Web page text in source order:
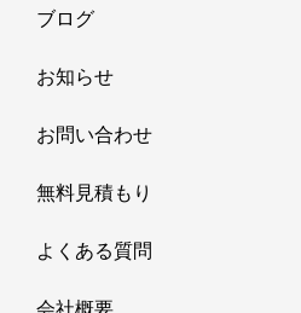
ブログ
お知らせ
お問い合わせ
無料見積もり
よくある質問
会社概要